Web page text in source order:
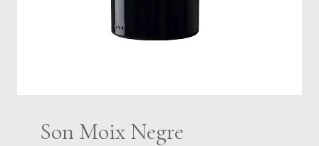
Son Moix Negre